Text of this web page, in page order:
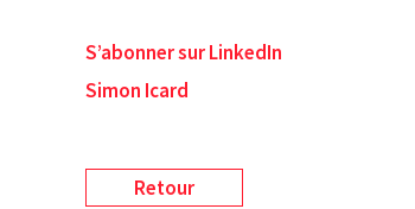
S’abonner sur LinkedIn
Simon Icard
Retour